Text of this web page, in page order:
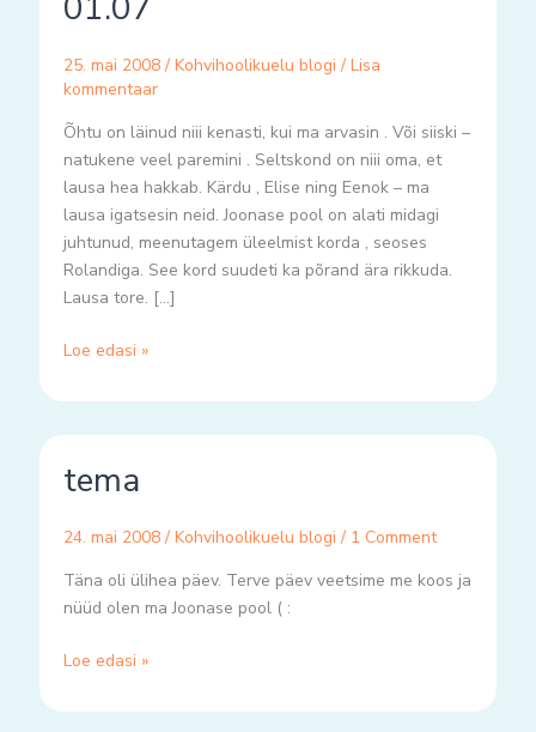
25. mai 2008 / Kohvihoolikuelu blogi / Lisa
kommentaar
Õhtu on läinud niii kenasti, kui ma arvasin . Või siiski –
natukene veel paremini . Seltskond on niii oma, et
lausa hea hakkab. Kärdu , Elise ning Eenok – ma
lausa igatsesin neid. Joonase pool on alati midagi
juhtunud, meenutagem üleelmist korda , seoses
Rolandiga. See kord suudeti ka põrand ära rikkuda.
Lausa tore. […]
Loe edasi »
tema
24. mai 2008 / Kohvihoolikuelu blogi / 1 Comment
Täna oli ülihea päev. Terve päev veetsime me koos ja
nüüd olen ma Joonase pool ( :
Loe edasi »